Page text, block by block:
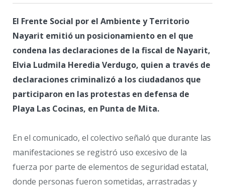
El Frente Social por el Ambiente y Territorio
Nayarit emitió un posicionamiento en el que
condena las declaraciones de la fiscal de Nayarit,
Elvia Ludmila Heredia Verdugo, quien a través de
declaraciones criminalizó a los ciudadanos que
participaron en las protestas en defensa de
Playa Las Cocinas, en Punta de Mita.
En el comunicado, el colectivo señaló que durante las
manifestaciones se registró uso excesivo de la
fuerza por parte de elementos de seguridad estatal,
donde personas fueron sometidas, arrastradas y